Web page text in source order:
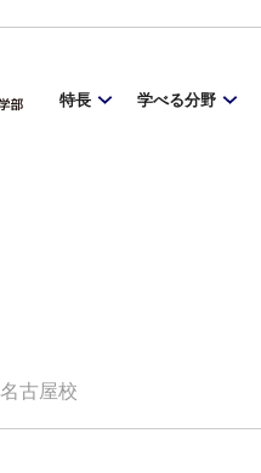
特長
学べる分野
名古屋校